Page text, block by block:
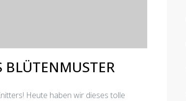
BLÜTENMUSTER
Heute haben wir dieses tolle